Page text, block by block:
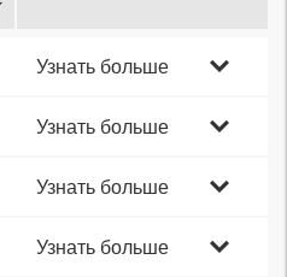
Узнать больше
Узнать больше
Узнать больше
Узнать больше